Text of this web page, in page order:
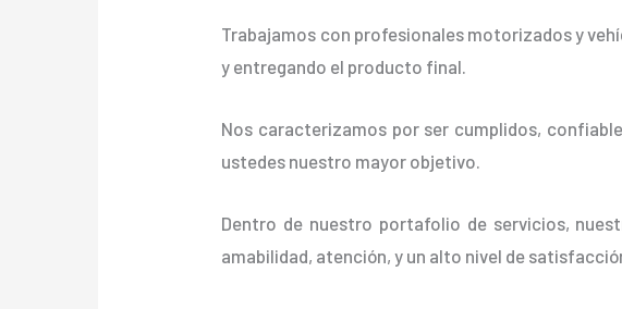
Trabajamos con profesionales motorizados y
y entregando el producto final.
Nos caracterizamos por ser cumplidos,
ustedes nuestro mayor objetivo.
Dentro de nuestro portafolio de servicios,
amabilidad, atención, y un alto nivel de